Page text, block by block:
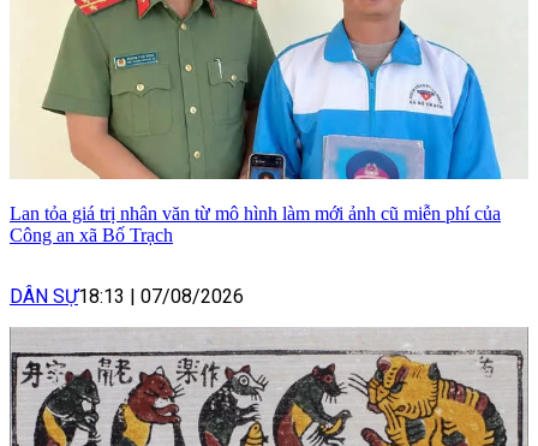
Lan tỏa giá trị nhân văn từ mô hình làm mới ảnh cũ miễn phí của
Công an xã Bố Trạch
DÂN SỰ18:13 | 07/08/2026